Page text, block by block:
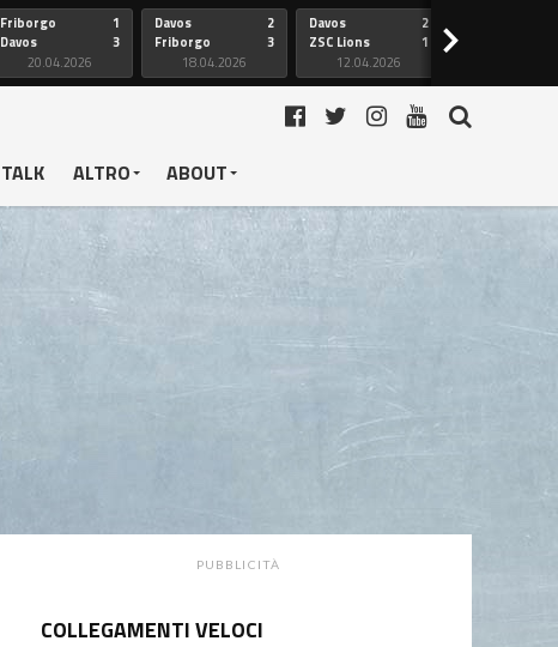
Friborgo
Davos
1
3
20.04.2026
Davos
Friborgo
2
3
18.04.2026
Davos
ZSC Lions
2
1
12.04.2026
>
TALK ALTRO ABOUT
PUBBLICITÀ
COLLEGAMENTI VELOCI